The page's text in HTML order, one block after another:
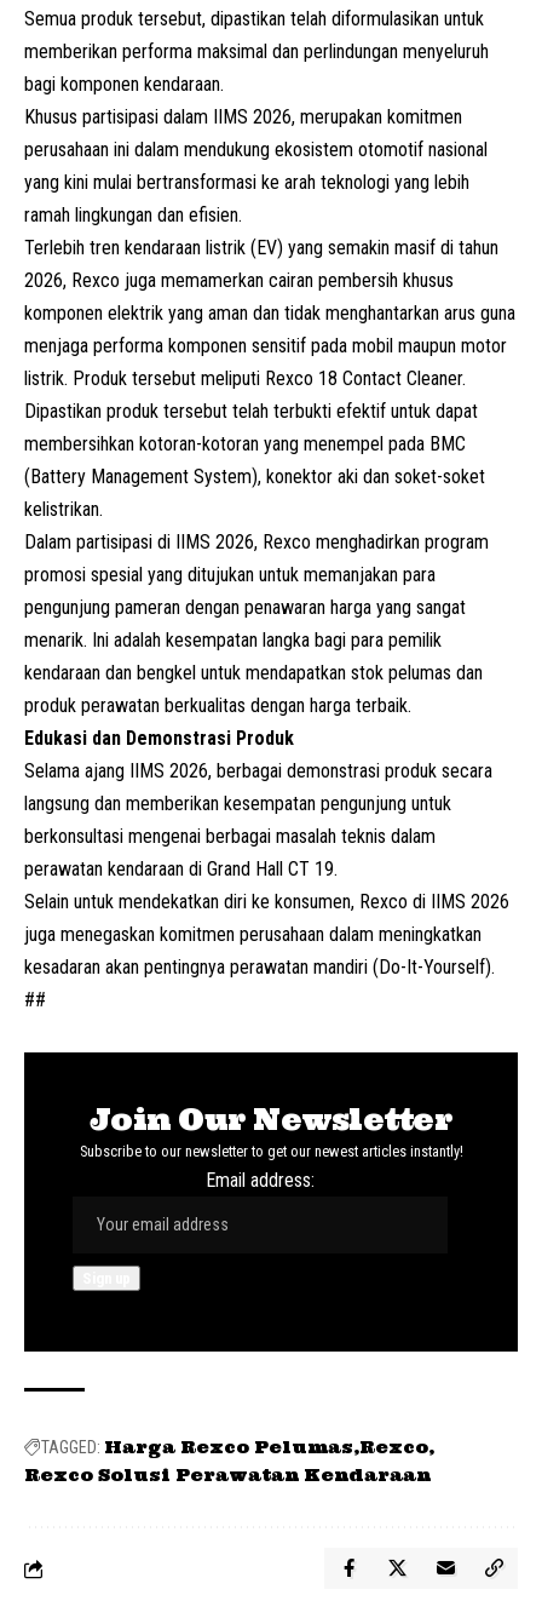
Semua produk tersebut, dipastikan telah diformulasikan untuk
memberikan performa maksimal dan perlindungan menyeluruh
bagi komponen kendaraan.
Khusus partisipasi dalam IIMS 2026, merupakan komitmen
perusahaan ini dalam mendukung ekosistem otomotif nasional
yang kini mulai bertransformasi ke arah teknologi yang lebih
ramah lingkungan dan efisien.
Terlebih tren kendaraan listrik (EV) yang semakin masif di tahun
2026, Rexco juga memamerkan cairan pembersih khusus
komponen elektrik yang aman dan tidak menghantarkan arus guna
menjaga performa komponen sensitif pada mobil maupun motor
listrik. Produk tersebut meliputi Rexco 18 Contact Cleaner.
Dipastikan produk tersebut telah terbukti efektif untuk dapat
membersihkan kotoran-kotoran yang menempel pada BMC
(Battery Management System), konektor aki dan soket-soket
kelistrikan.
Dalam partisipasi di IIMS 2026, Rexco menghadirkan program
promosi spesial yang ditujukan untuk memanjakan para
pengunjung pameran dengan penawaran harga yang sangat
menarik. Ini adalah kesempatan langka bagi para pemilik
kendaraan dan bengkel untuk mendapatkan stok pelumas dan
produk perawatan berkualitas dengan harga terbaik.
Edukasi dan Demonstrasi Produk
Selama ajang IIMS 2026, berbagai demonstrasi produk secara
langsung dan memberikan kesempatan pengunjung untuk
berkonsultasi mengenai berbagai masalah teknis dalam
perawatan kendaraan di Grand Hall CT 19.
Selain untuk mendekatkan diri ke konsumen, Rexco di IIMS 2026
juga menegaskan komitmen perusahaan dalam meningkatkan
kesadaran akan pentingnya perawatan mandiri (Do-It-Yourself).
##
Join Our Newsletter
Subscribe to our newsletter to get our newest articles instantly!
Email address:
TAGGED: Harga Rexco Pelumas Rexco
Rexco Solusi Perawatan Kendaraan